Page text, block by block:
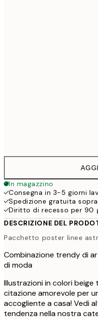
In magazzino
Consegna in 3-5 giorni
Spedizione gratuita
Diritto di recesso per 90
DESCRIZIONE DEL
Pacchetto poster linee
Combinazione trendy di
di moda
Illustrazioni in colori
citazione amorevole per
accogliente a casa! Vedi
tendenza nella nostra